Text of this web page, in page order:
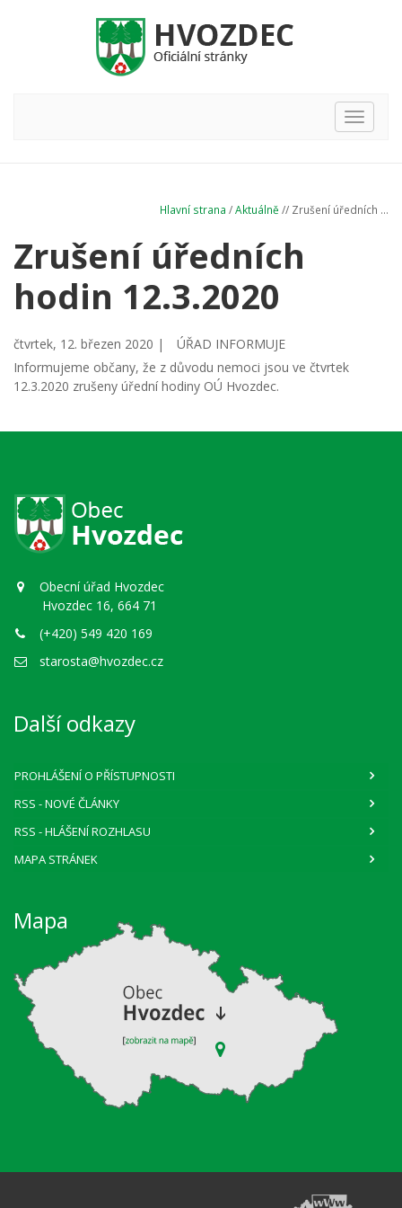
Hlavní
nabídka
Hlavní strana /Aktuálně // Zrušení úředních ...
Zrušení úředních
hodin 12.3.2020
čtvrtek, 12. březen 2020 |
ÚŘAD INFORMUJE
Informujeme občany, že z důvodu nemoci jsou ve čtvrtek
12.3.2020 zrušeny úřední hodiny OÚ Hvozdec.
Obecní úřad Hvozdec
Hvozdec 16, 664 71
(+420) 549 420 169
starosta@hvozdec.cz
Další odkazy
PROHLÁŠENÍ O PŘÍSTUPNOSTI
RSS - NOVÉ ČLÁNKY
RSS - HLÁŠENÍ ROZHLASU
MAPA STRÁNEK
Mapa